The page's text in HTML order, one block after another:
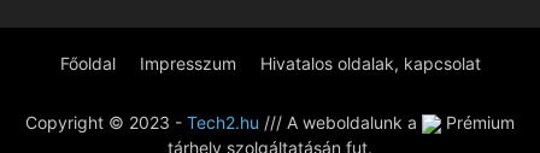
Főoldal Impresszum Hivatalos oldalak, kapcsolat
Copyright © 2023 - Tech2.hu /// A weboldalunk a
Prémium
tárhely szolgáltatásán fut.